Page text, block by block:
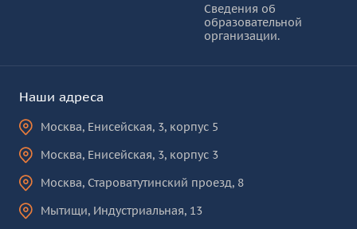
Сведения об
образовательной
организации.
Наши адреса
Москва, Енисейская, 3, корпус 5
Москва, Енисейская, 3, корпус 3
Москва, Староватутинский проезд, 8
Мытищи, Индустриальная, 13